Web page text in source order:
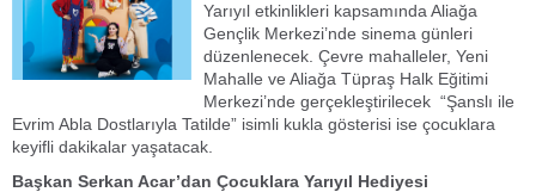
Yarıyıl etkinlikleri kapsamında Aliağa
Gençlik Merkezi’nde sinema günleri
düzenlenecek. Çevre mahalleler, Yeni
Mahalle ve Aliağa Tüpraş Halk Eğitimi
Merkezi’nde gerçekleştirilecek “Şanslı ile
Evrim Abla Dostlarıyla Tatilde” isimli kukla gösterisi ise çocuklara
keyifli dakikalar yaşatacak.
Başkan Serkan Acar’dan Çocuklara Yarıyıl Hediyesi